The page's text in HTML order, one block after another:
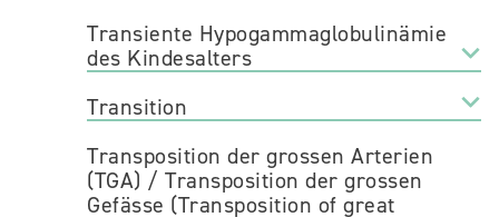
Transiente Hypogammaglobulinämie
des Kindesalters
Transition
Transposition der grossen Arterien
(TGA) / Transposition der grossen
Gefässe (Transposition of great